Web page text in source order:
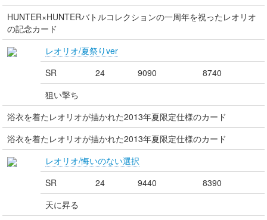
HUNTER×HUNTERバトルコレクションの一周年を祝ったレオリオ
の記念カード
レオリオ/夏祭りver
SR
24 9090
8740
狙い撃ち
浴衣を着たレオリオが描かれた2013年夏限定仕様のカード
浴衣を着たレオリオが描かれた2013年夏限定仕様のカード
レオリオ/悔いのない選択
SR
24 9440
8390
天に昇る